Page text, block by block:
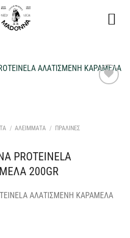
/ ΑΛΕΙΜΜΑΤΑ / ΠΡΑΛΙΝΕΣ
PROTEINELA
200GR
ΑΛΑΤΙΣΜΕΝΗ ΚΑΡΑΜΕΛΑ